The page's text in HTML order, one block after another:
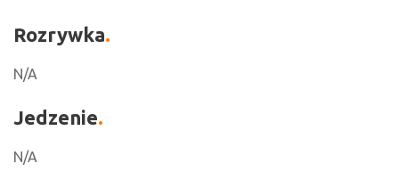
Rozrywka
N/A
Jedzenie
N/A